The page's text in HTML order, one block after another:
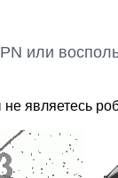
или
являетесь